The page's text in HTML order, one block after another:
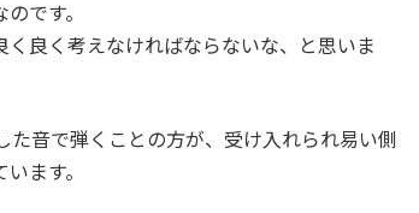
です。
良く考えなければならないな、と思いま
音で弾くことの方が、受け入れられ易い側
ます。